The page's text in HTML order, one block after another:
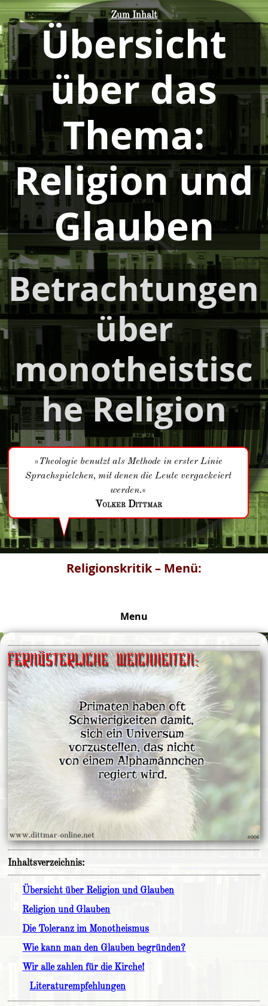
Zum Inhalt
Übersicht
über das
Thema:
Religion und
Glauben
Betrachtungen
über
monotheistisc
he Religion
»Theologie benutzt als Methode in erster Linie
Sprachspielchen, mit denen die Leute vergackeiert
werden.«
Volker Dittmar
Religionskritik – Menü:
Menu
Inhaltsverzeichnis:
Übersicht über Religion und Glauben
Religion und Glauben
Die Toleranz im Monotheismus
Wie kann man den Glauben begründen?
Wir alle zahlen für die Kirche!
Literaturempfehlungen